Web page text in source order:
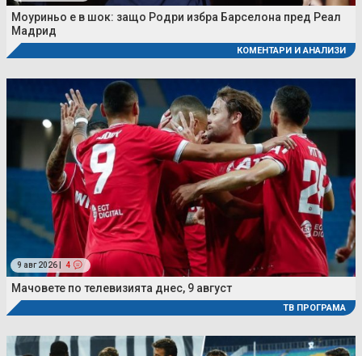
Моуриньо е в шок: защо Родри избра Барселона пред Реал
Мадрид
КОМЕНТАРИ И АНАЛИЗИ
9 авг 2026 | 4
Мачовете по телевизията днес, 9 август
ТВ ПРОГРАМА